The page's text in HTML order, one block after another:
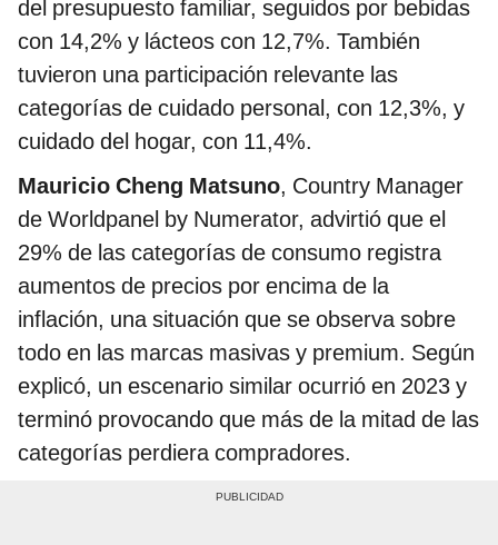
del presupuesto familiar, seguidos por bebidas
con 14,2% y lácteos con 12,7%. También
tuvieron una participación relevante las
categorías de cuidado personal, con 12,3%, y
cuidado del hogar, con 11,4%.
Mauricio Cheng Matsuno, Country Manager
de Worldpanel by Numerator, advirtió que el
29% de las categorías de consumo registra
aumentos de precios por encima de la
inflación, una situación que se observa sobre
todo en las marcas masivas y premium. Según
explicó, un escenario similar ocurrió en 2023 y
terminó provocando que más de la mitad de las
categorías perdiera compradores.